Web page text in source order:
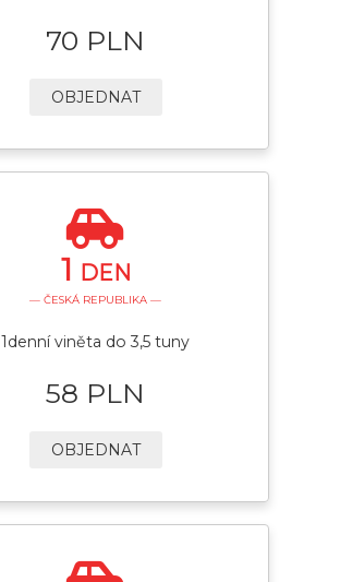
70 PLN
OBJEDNAT
1 DEN
— ČESKÁ REPUBLIKA —
1denní viněta do 3,5 tuny
58 PLN
OBJEDNAT